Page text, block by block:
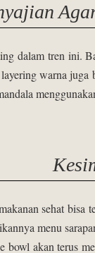
dalam tren ini.
warna
sehat bisa
menu
akan terus